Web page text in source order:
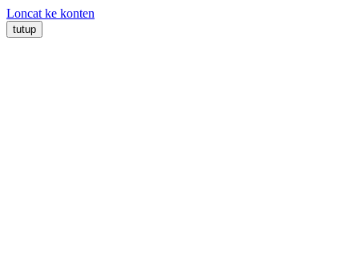
Loncat ke konten
tutup